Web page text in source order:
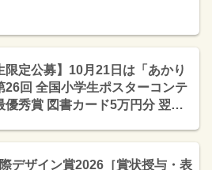
限定公募】10月21日は「あかり
26回 全国小学生ポスターコンテ
優秀賞 図書カード5万円分 翌年
デザイン賞2026［賞状授与・表